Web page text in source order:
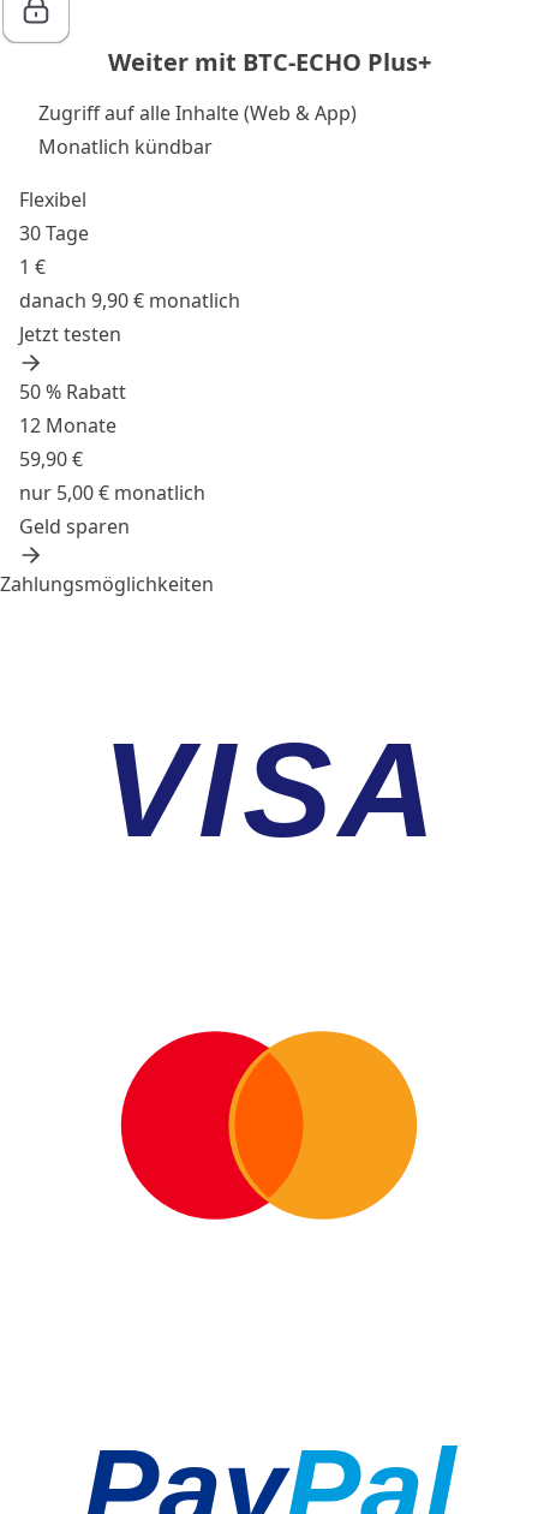
Weiter mit BTC-ECHO Plus+
Zugriff auf alle Inhalte (Web & App)
Monatlich kündbar
Flexibel
30 Tage
1 €
danach 9,90 € monatlich
Jetzt testen
50 % Rabatt
12 Monate
59,90 €
nur 5,00 € monatlich
Geld sparen
Zahlungsmöglichkeiten
VISA